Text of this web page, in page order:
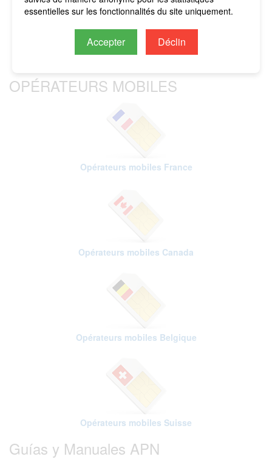
essentielles sur les fonctionnalités du site uniquement.
Accepter Déclin
imputés sur le crédit restant.
OPÉRATEURS MOBILES
Opérateurs mobiles France
Opérateurs mobiles Canada
Opérateurs mobiles Belgique
Opérateurs mobiles Suisse
Guías y Manuales APN